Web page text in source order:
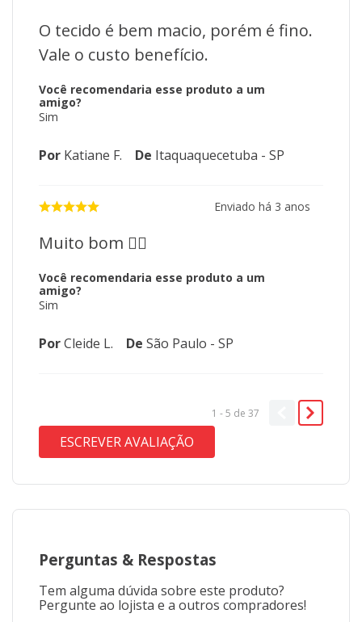
O tecido é bem macio, porém é fino.
Vale o custo benefício.
Você recomendaria esse produto a um
amigo?
Sim
Por Katiane F. De Itaquaquecetuba - SP
Enviado há 3 anos
Muito bom 👍🏻
Você recomendaria esse produto a um
amigo?
Sim
PorCleide L. De São Paulo - SP
1 - 5 de 37
ESCREVER AVALIAÇÃO
Perguntas & Respostas
Tem alguma dúvida sobre este produto?
Pergunte ao lojista e a outros compradores!